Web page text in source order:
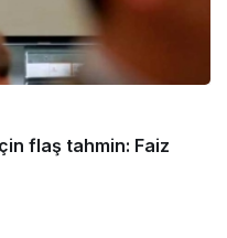
flaş tahmin: Faiz